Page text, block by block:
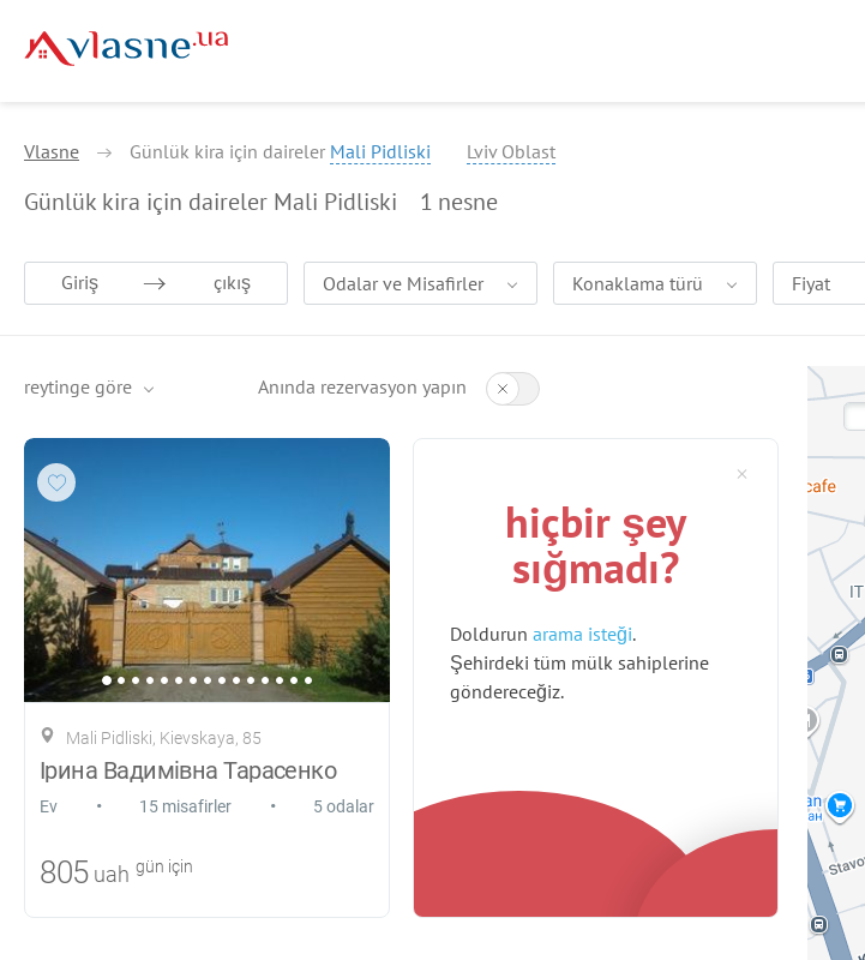
Vlasne Günlük kira için daireler Mali Pidliski Lviv Oblast
Günlük kira için daireler Mali Pidliski 1 nesne
Giriş çıkış Odalar ve Misafirler Konaklama türü Fiyat
reytinge göre Anında rezervasyon yapın
Mali Pidliski, Kievskaya, 85
Ірина Вадимівна Тарасенко
Ev • 15 misafirler • 5 odalar
805 uah gün için
hiçbir şey
sığmadı?
Doldurun arama isteği.
Şehirdeki tüm mülk sahiplerine
göndereceğiz.